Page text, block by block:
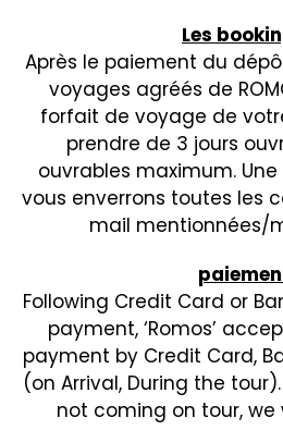
Les
Après le paiement du
voyages agréés de
forfait de voyage de
prendre de 3 jours
ouvrables maximum.
vous enverrons toutes les
mail mentionnées/
Following Credit Card or
payment, ‘Romos’
payment by Credit Card,
(on Arrival, During the
not coming on tour, we